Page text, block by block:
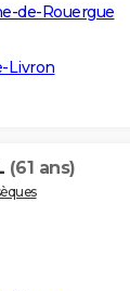
de-Rouergue
Livron
(61 ans)